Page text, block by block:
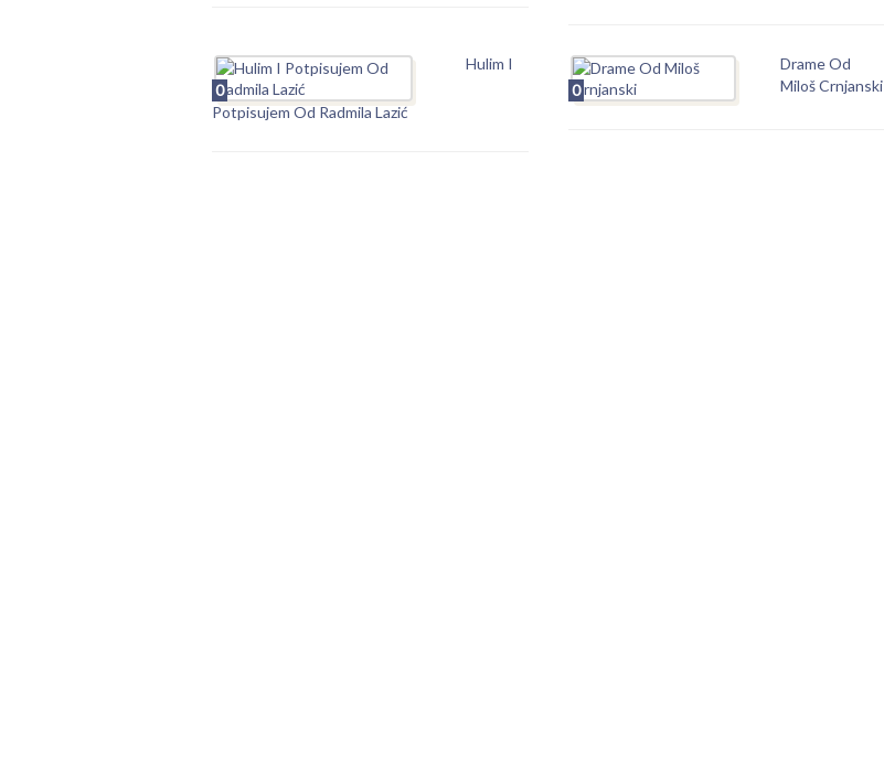
0
Hulim I
Potpisujem Od Radmila Lazić
0
Drame Od
Miloš Crnjanski